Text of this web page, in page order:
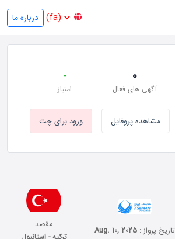
درباره ما
تاریخ پرواز : Aug. 10, 2025
مقصد :
0
آگهی های فعال
-
امتیاز
مشاهده پروفایل ورود برای چت